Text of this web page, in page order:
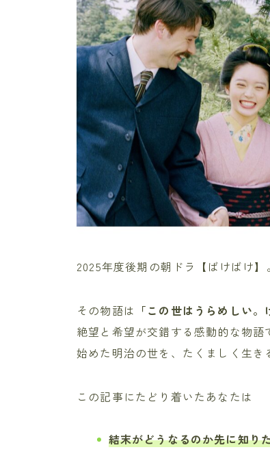
2025年度後期の朝ドラ【ばけばけ】。
その物語は 「この世はうらめしい。
絶望と希望が交錯する感動的な物
始めた明治の世を、たくましく生き
この記事にたどり着いたあなたは
結末がどうなるのか先に知り